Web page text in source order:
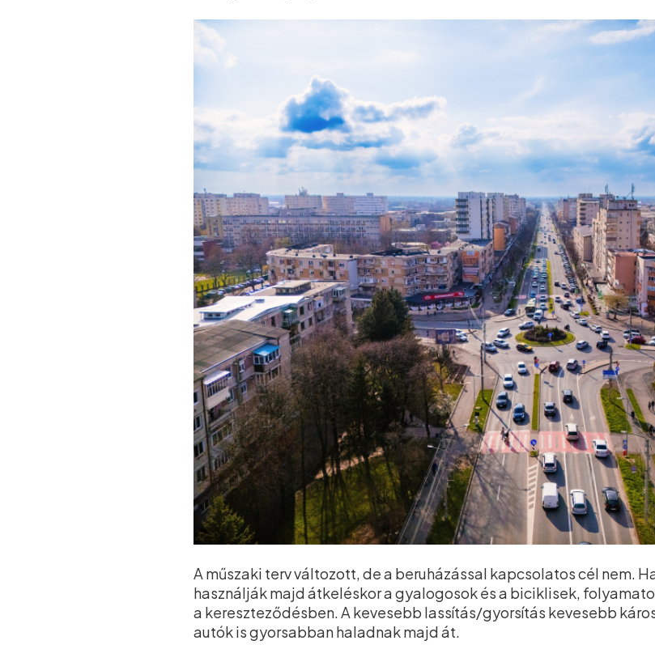
A műszaki terv változott, de a beruházással kapcsolatos cél nem.
használják majd átkeléskor a gyalogosok és a biciklisek,
a kereszteződésben. A kevesebb lassítás/gyorsítás kevesebb
autók is gyorsabban haladnak majd át.